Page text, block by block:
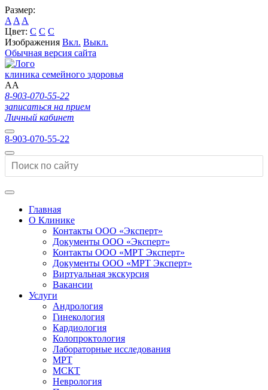
Размер:
A A A
Цвет: C C C
Изображения Вкл. Выкл.
Обычная версия сайта
клиника семейного здоровья
AA
8-903-070-55-22
записаться на прием
Личный кабинет
8-903-070-55-22
Главная
О Клинике
Контакты ООО «Эксперт»
Документы ООО «Эксперт»
Контакты ООО «МРТ Эксперт»
Документы ООО «МРТ Эксперт»
Виртуальная экскурсия
Вакансии
Услуги
Андрология
Гинекология
Кардиология
Колопроктология
Лабораторные исследования
МРТ
МСКТ
Неврология